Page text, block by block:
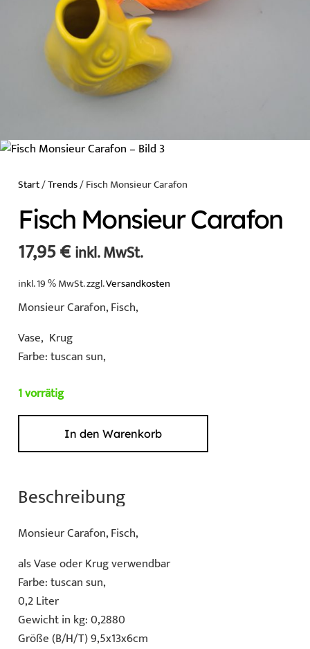
Start/Trends/ Fisch Monsieur Carafon
Fisch Monsieur Carafon
17,95€ inkl. MwSt.
inkl. 19 % MwSt.zzgl.Versandkosten
Monsieur Carafon, Fisch,
Vase, Krug
Farbe: tuscan sun,
1 vorrätig
Menge
In den Warenkorb
Beschreibung
Monsieur Carafon, Fisch,
als Vase oder Krug verwendbar
Farbe: tuscan sun,
0,2 Liter
Gewicht in kg: 0,2880
Größe (B/H/T) 9,5x13x6cm